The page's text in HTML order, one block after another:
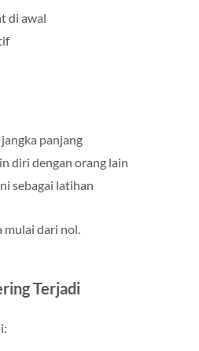
di awal
panjang
diri dengan orang lain
sebagai latihan
mulai dari nol.
Terjadi